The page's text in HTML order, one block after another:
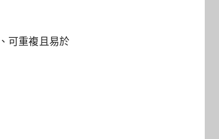
可重複且易於